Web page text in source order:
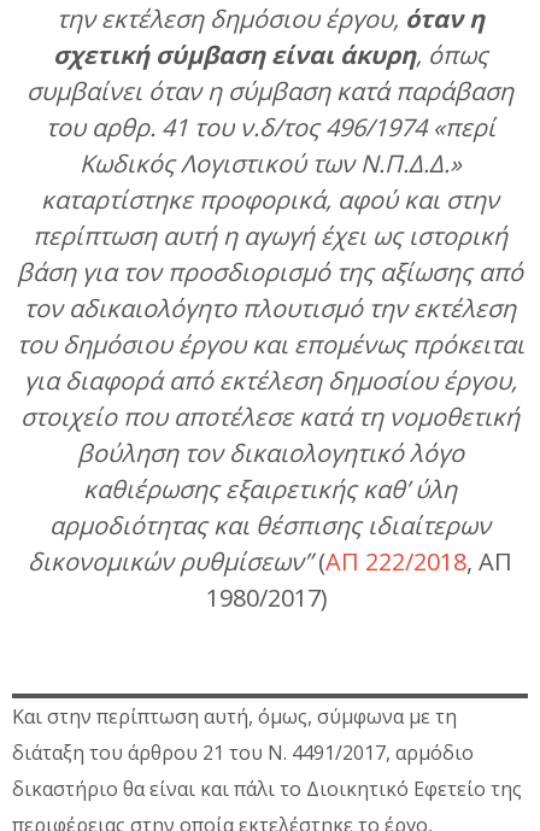
την εκτέλεση δημόσιου έργου, όταν η
σχετική σύμβαση είναι άκυρη, όπως
συμβαίνει όταν η σύμβαση κατά παράβαση
του αρθρ. 41 του ν.δ/τος 496/1974 «περί
Κωδικός Λογιστικού των Ν.Π.Δ.Δ.»
καταρτίστηκε προφορικά, αφού και στην
περίπτωση αυτή η αγωγή έχει ως ιστορική
βάση για τον προσδιορισμό της αξίωσης από
τον αδικαιολόγητο πλουτισμό την εκτέλεση
του δημόσιου έργου και επομένως πρόκειται
για διαφορά από εκτέλεση δημοσίου έργου,
στοιχείο που αποτέλεσε κατά τη νομοθετική
βούληση τον δικαιολογητικό λόγο
καθιέρωσης εξαιρετικής καθ’ ύλη
αρμοδιότητας και θέσπισης ιδιαίτερων
δικονομικών ρυθμίσεων”(ΑΠ 222/2018, ΑΠ
1980/2017)
Και στην περίπτωση αυτή, όμως, σύμφωνα με τη
διάταξη του άρθρου 21 του Ν. 4491/2017, αρμόδιο
δικαστήριο θα είναι και πάλι το Διοικητικό Εφετείο της
περιφέρειας στην οποία εκτελέστηκε το έργο,